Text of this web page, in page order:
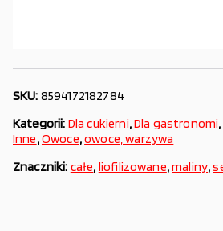
SKU: 8594172182784
Kategorii: Dla cukierni,Dla gastronomi,
Inne,Owoce,owoce, warzywa
Znaczniki: całe, liofilizowane,maliny,